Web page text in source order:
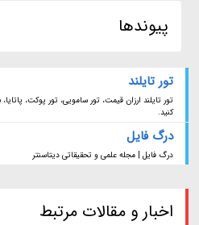
پیوندها
تور تایلند
تور تایلند ارزان قیمت، تور سامویی، تور پوکت،
کنید.
درگ فایل
درگ فایل | مجله علمی و تحقیقاتی دیتاسنتر
اخبار و مقالات مرتبط